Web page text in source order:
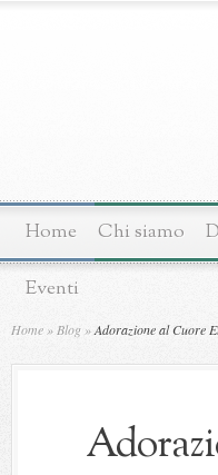
Home Chi siamo
Eventi
Home » Blog »Adorazione al Cuore